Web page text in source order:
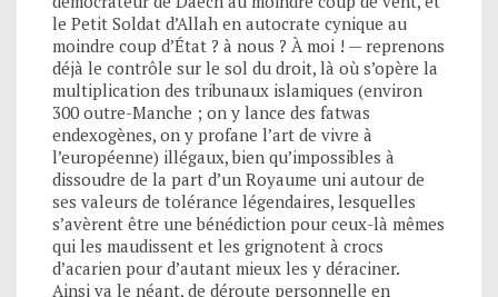
le Petit Soldat d’Allah en autocrate cynique au
moindre coup d’État ? à nous ? À moi ! — reprenons
déjà le contrôle sur le sol du droit, là où s’opère la
multiplication des tribunaux islamiques (environ
300 outre-Manche ; on y lance des fatwas
endexogènes, on y profane l’art de vivre à
l’européenne) illégaux, bien qu’impossibles à
dissoudre de la part d’un Royaume uni autour de
ses valeurs de tolérance légendaires, lesquelles
s’avèrent être une bénédiction pour ceux-là mêmes
qui les maudissent et les grignotent à crocs
d’acarien pour d’autant mieux les y déraciner.
Ainsi va le néant, de déroute personnelle en